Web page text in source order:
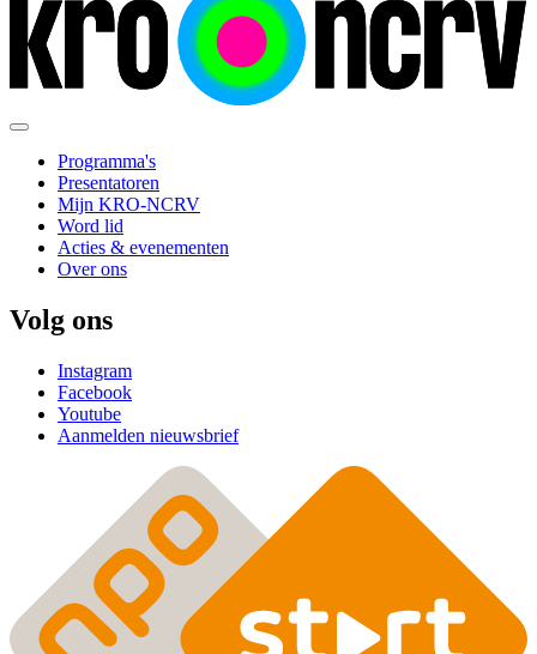
Programma's
Presentatoren
Mijn KRO-NCRV
Word lid
Acties & evenementen
Over ons
Volg ons
Instagram
Facebook
Youtube
Aanmelden nieuwsbrief